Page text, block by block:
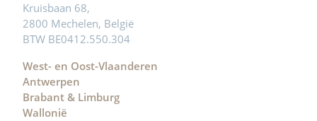
Kruisbaan 68,
2800 Mechelen, België
BTW BE0412.550.304
West- en Oost-Vlaanderen
Antwerpen
Brabant & Limburg
Wallonië